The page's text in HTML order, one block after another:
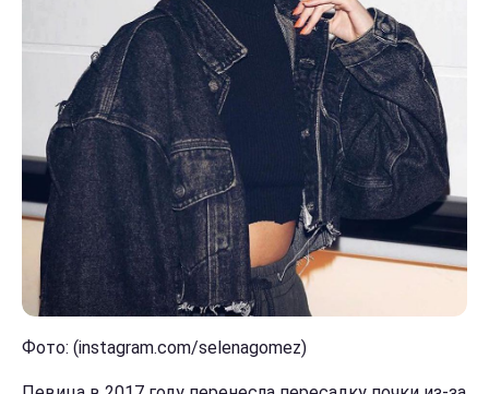
Фото: (instagram.com/selenagomez)